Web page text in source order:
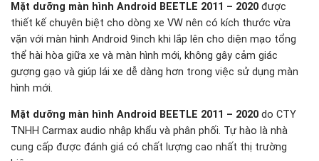
Mặt dưỡng màn hình Android BEETLE 2011 – 2020 được
thiết kế chuyên biệt cho dòng xe VW nên có kích thước vừa
vặn với màn hình Android 9inch khi lắp lên cho diện mạo tổng
thể hài hòa giữa xe và màn hình mới, không gây cảm giác
gượng gạo và giúp lái xe dễ dàng hơn trong việc sử dụng màn
hình mới.
Mặt dưỡng màn hình Android BEETLE 2011 – 2020 do CTY
TNHH Carmax audio nhập khẩu và phân phối. Tự hào là nhà
cung cấp được đánh giá có chất lượng cao nhất thị trường